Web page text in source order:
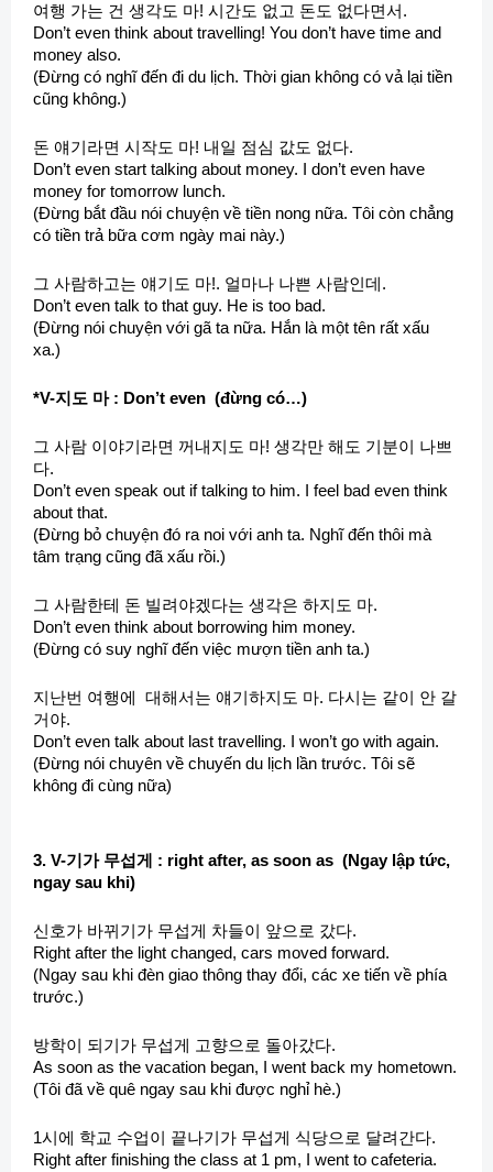
여행 가는 건 생각도 마! 시간도 없고 돈도 없다면서.
Don’t even think about travelling! You don’t have time and
money also.
(Đừng có nghĩ đến đi du lịch. Thời gian không có vả lại tiền
cũng không.)
돈 얘기라면 시작도 마! 내일 점심 값도 없다.
Don’t even start talking about money. I don’t even have
money for tomorrow lunch.
(Đừng bắt đầu nói chuyện về tiền nong nữa. Tôi còn chẳng
có tiền trả bữa cơm ngày mai này.)
그 사람하고는 얘기도 마!. 얼마나 나쁜 사람인데.
Don’t even talk to that guy. He is too bad.
(Đừng nói chuyện với gã ta nữa. Hắn là một tên rất xấu
xa.)
*V-지도 마 : Don’t even (đừng có…)
그 사람 이야기라면 꺼내지도 마! 생각만 해도 기분이 나쁘
다.
Don’t even speak out if talking to him. I feel bad even think
about that.
(Đừng bỏ chuyện đó ra noi với anh ta. Nghĩ đến thôi mà
tâm trạng cũng đã xấu rồi.)
그 사람한테 돈 빌려야겠다는 생각은 하지도 마.
Don’t even think about borrowing him money.
(Đừng có suy nghĩ đến việc mượn tiền anh ta.)
지난번 여행에 대해서는 얘기하지도 마. 다시는 같이 안 갈
거야.
Don’t even talk about last travelling. I won’t go with again.
(Đừng nói chuyên về chuyến du lịch lần trước. Tôi sẽ
không đi cùng nữa)
3. V-기가 무섭게 : right after, as soon as (Ngay lập tức,
ngay sau khi)
신호가 바뀌기가 무섭게 차들이 앞으로 갔다.
Right after the light changed, cars moved forward.
(Ngay sau khi đèn giao thông thay đổi, các xe tiến về phía
trước.)
방학이 되기가 무섭게 고향으로 돌아갔다.
As soon as the vacation began, I went back my hometown.
(Tôi đã về quê ngay sau khi được nghỉ hè.)
1시에 학교 수업이 끝나기가 무섭게 식당으로 달려간다.
Right after finishing the class at 1 pm, I went to cafeteria.